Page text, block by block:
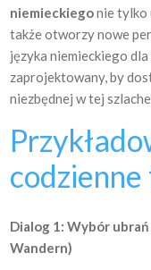
niemieckiegonie tylko
także otworzy nowe
języka niemieckiego
zaprojektowany, by
niezbędnej w tej
codzienne
Dialog 1: Wybór
Wandern)